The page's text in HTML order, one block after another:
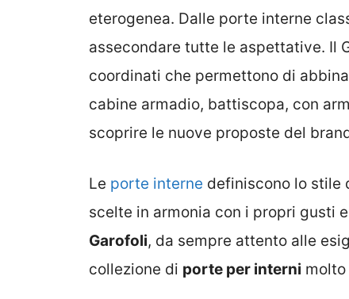
eterogenea. Dalle porte interne
assecondare tutte le aspettative. Il
coordinati che permettono di
cabine armadio, battiscopa, con
scoprire le nuove proposte del
Le porte interne definiscono lo stile
scelte in armonia con i propri gusti
Garofoli, da sempre attento alle
collezione di porte per interni